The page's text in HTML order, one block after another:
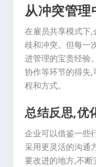
从冲突管
在雇员共享模式下
歧和冲突。但每一
进管理的宝贵经验
协作等环节的得失
程和方式。
总结反思,优
企业可以借鉴一些
采用更灵活的沟通
要改进的地方,不